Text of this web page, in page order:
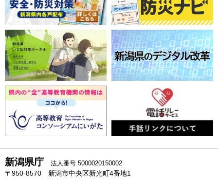
新潟県庁 法人番号 5000020150002
〒950-8570 新潟市中央区新光町4番地1